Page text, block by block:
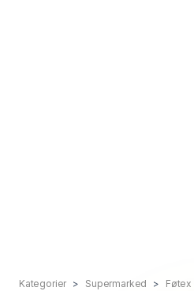
Kategorier Supermarked Føtex